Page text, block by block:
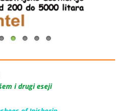
i drugi eseji